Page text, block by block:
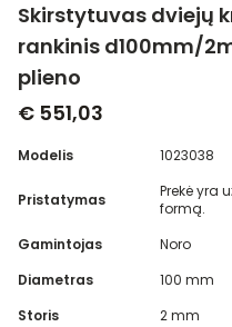
Skirstytuvas dviejų
rankinis d100mm/
plieno
€ 551,03
Modelis 1023038
Pristatymas
Prekė yra
formą.
Gamintojas
Noro
Diametras
100 mm
Storis
2 mm